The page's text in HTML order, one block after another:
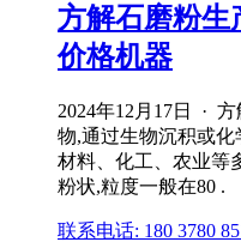
方解石磨粉生
价格机器
2024年12月17日 ·
物,通过生物沉积或
材料、化工、农业等
粉状,粒度一般在80 .
联系电话: 180 3780